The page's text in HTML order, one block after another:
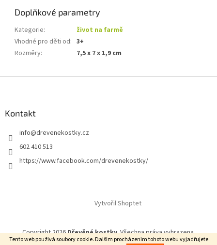
Tento web používá soubory cookie. Dalším procházením tohoto webu vyjadřujete
Doplňkové parametry
Kategorie:
život na farmě
Vhodné pro děti od: 3+
Rozměry: 7,5 x 7 x 1,9 cm
Kontakt
info@drevenekostky.cz
602 410 513
https://www.facebook.com/drevenekostky/
Vytvořil Shoptet
Copyright 2026Dřevěné kostky. Všechna práva vyhrazena.